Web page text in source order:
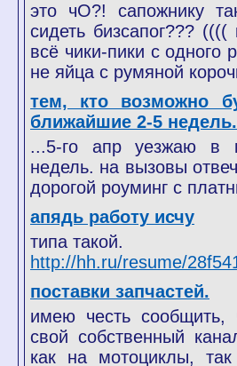
это чО?! сапожнику
сидеть бизсапог???
всё чики-пики с одного
не яйца с румяной
тем, кто возможно
ближайшие 2-5
...5-го апр уезжаю в
недель. на вызовы
дорогой роуминг с
апядь работу исчу
типа такой.
http://hh.ru/resume/
поставки запчастей.
имею честь
свой собственный
как на мотоциклы,